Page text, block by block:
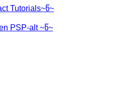
Tutorials~წ~
PSP-alt ~წ~